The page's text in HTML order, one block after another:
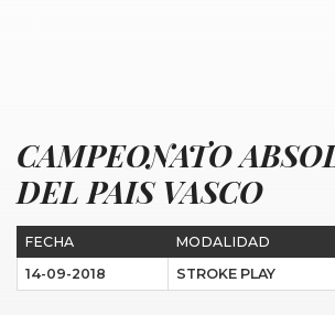
CAMPEONATO
DEL PAIS VASCO
FECHA MODALIDAD
14-09-2018
STROKE PLAY